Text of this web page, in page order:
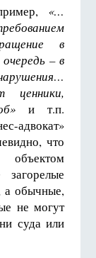
«…
в
– в
ценники,
и т.п.
адвокат»
что
а обычные,
не могут
суда или